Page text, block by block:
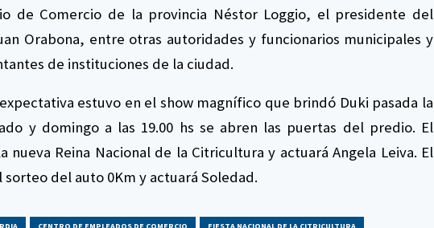
de Comercio de la provincia Néstor Loggio, el presidente del
Orabona, entre otras autoridades y funcionarios municipales y
de instituciones de la ciudad.
estuvo en el show magnífico que brindó Duki pasada la
y domingo a las 19.00 hs se abren las puertas del predio. El
nueva Reina Nacional de la Citricultura y actuará Angela Leiva. El
del auto 0Km y actuará Soledad.